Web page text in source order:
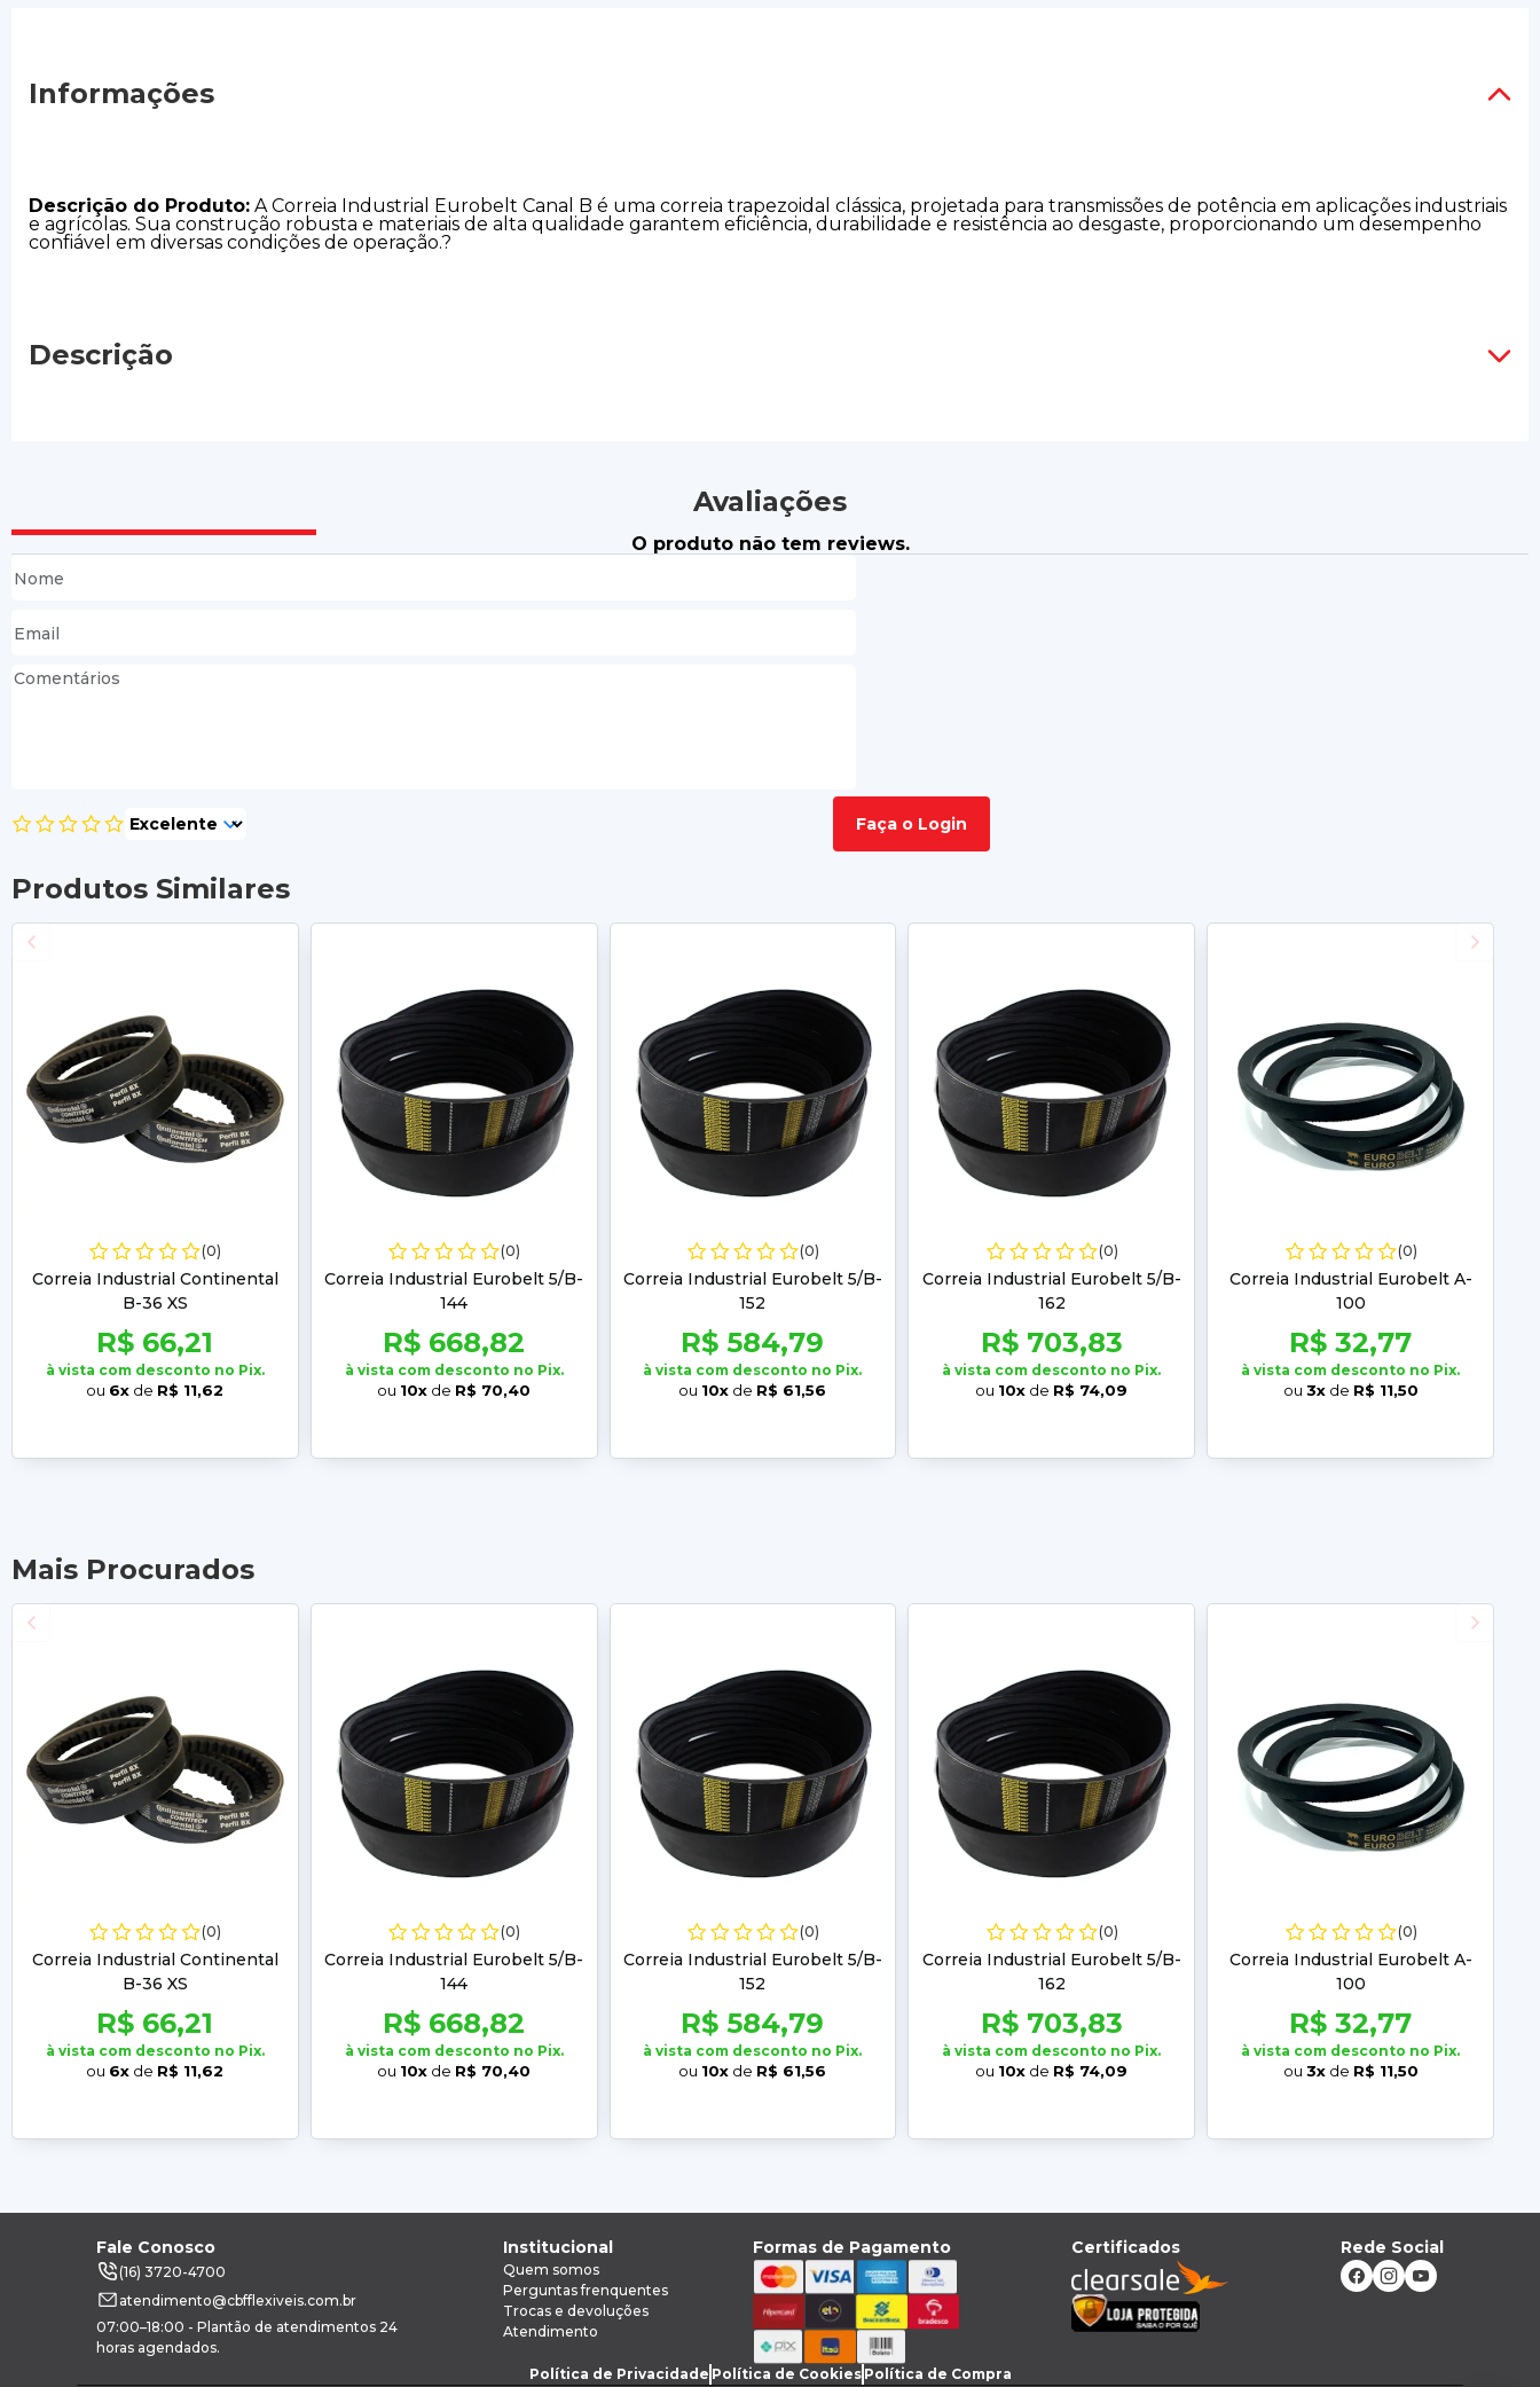
Informações
Descrição do Produto: A Correia Industrial Eurobelt Canal B é uma correia trapezoidal clássica, projetada para transmissões de potência em aplicações industriais
e agrícolas. Sua construção robusta e materiais de alta qualidade garantem eficiência, durabilidade e resistência ao desgaste, proporcionando um desempenho
confiável em diversas condições de operação.?
Descrição
Avaliações
O produto não tem reviews.
Faça o Login
Produtos Similares
(0)
Correia Industrial Continental
B-36 XS
R$ 66,21
à vista com desconto no Pix.
ou 6x de R$ 11,62
(0)
Correia Industrial Eurobelt 5/B-
144
R$ 668,82
à vista com desconto no Pix.
ou 10x de R$ 70,40
(0)
Correia Industrial Eurobelt 5/B-
152
R$ 584,79
à vista com desconto no Pix.
ou 10x de R$ 61,56
(0)
Correia Industrial Eurobelt 5/B-
162
R$ 703,83
à vista com desconto no Pix.
ou 10x de R$ 74,09
(0)
Correia Industrial Eurobelt A-
100
R$ 32,77
à vista com desconto no Pix.
ou 3xde R$ 11,50
Mais Procurados
(0)
Correia Industrial Continental
B-36 XS
R$ 66,21
à vista com desconto no Pix.
ou 6x de R$ 11,62
(0)
Correia Industrial Eurobelt 5/B-
144
R$ 668,82
à vista com desconto no Pix.
ou 10x de R$ 70,40
(0)
Correia Industrial Eurobelt 5/B-
152
R$ 584,79
à vista com desconto no Pix.
ou 10x de R$ 61,56
(0)
Correia Industrial Eurobelt 5/B-
162
R$ 703,83
à vista com desconto no Pix.
ou 10x de R$ 74,09
(0)
Correia Industrial Eurobelt A-
100
R$ 32,77
à vista com desconto no Pix.
ou 3xde R$ 11,50
Fale Conosco
(16) 3720-4700
atendimento@cbfflexiveis.com.br
07:00–18:00 - Plantão de atendimentos 24
horas agendados.
Institucional
Quem somos
Perguntas frenquentes
Trocas e devoluções
Atendimento
Formas de Pagamento Certificados Rede Social
Política de Privacidade Política de Cookies Política de Compra